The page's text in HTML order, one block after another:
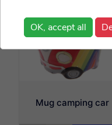
Mug camping car
OK, accept all